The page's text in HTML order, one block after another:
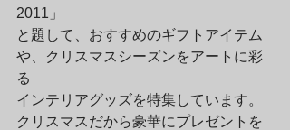
2011」
と題して、おすすめのギフトアイテム
や、クリスマスシーズンをアートに彩
る
インテリアグッズを特集しています。
クリスマスだから豪華にプレゼントを